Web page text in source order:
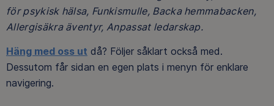
för psykisk hälsa, Funkismulle, Backa hemmabacken,
Allergisäkra äventyr, Anpassat ledarskap.
Häng med oss ut då? Följer såklart också med.
Dessutom får sidan en egen plats i menyn för enklare
navigering.